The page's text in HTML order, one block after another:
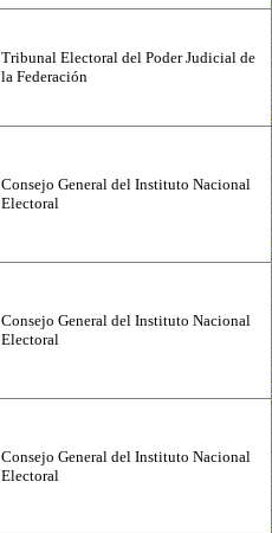
Tribunal Electoral del Poder Judicial de
la Federación
Consejo General del Instituto Nacional
Electoral
Consejo General del Instituto Nacional
Electoral
Consejo General del Instituto Nacional
Electoral